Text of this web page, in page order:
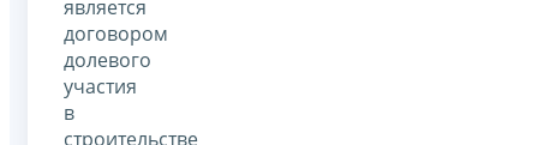
является
договором
долевого
участия
в
строительстве